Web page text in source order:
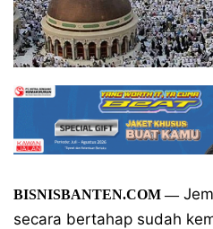
BISNISBANTEN.COM —
secara bertahap sudah